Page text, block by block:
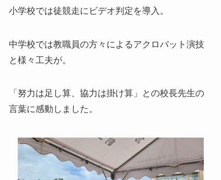
小学校では徒競走にビデオ判定を導入。
中学校では教職員の方々によるアクロバット演技
と様々工夫が。
「努力は足し算、協力は掛け算」との校長先生の
言葉に感動しました。